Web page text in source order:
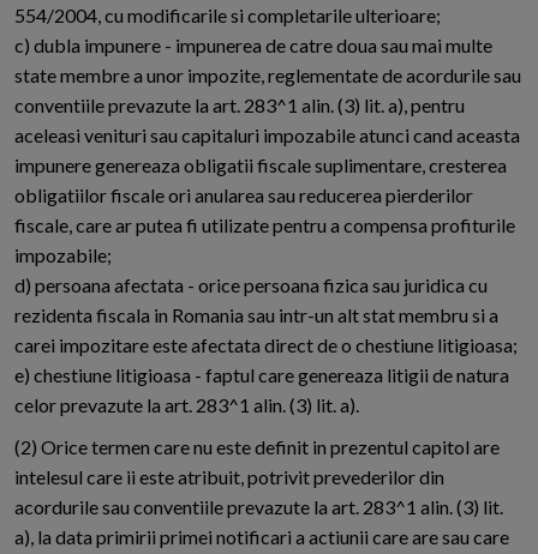
554/2004, cu modificarile si completarile ulterioare;
c) dubla impunere - impunerea de catre doua sau mai multe
state membre a unor impozite, reglementate de acordurile sau
conventiile prevazute la art. 283^1 alin. (3) lit. a), pentru
aceleasi venituri sau capitaluri impozabile atunci cand aceasta
impunere genereaza obligatii fiscale suplimentare, cresterea
obligatiilor fiscale ori anularea sau reducerea pierderilor
fiscale, care ar putea fi utilizate pentru a compensa profiturile
impozabile;
d) persoana afectata - orice persoana fizica sau juridica cu
rezidenta fiscala in Romania sau intr-un alt stat membru si a
carei impozitare este afectata direct de o chestiune litigioasa;
e) chestiune litigioasa - faptul care genereaza litigii de natura
celor prevazute la art. 283^1 alin. (3) lit. a).
(2) Orice termen care nu este definit in prezentul capitol are
intelesul care ii este atribuit, potrivit prevederilor din
acordurile sau conventiile prevazute la art. 283^1 alin. (3) lit.
a), la data primirii primei notificari a actiunii care are sau care